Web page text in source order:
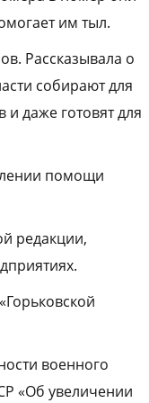
им тыл.
Рассказывала о
собирают для
и даже готовят для
помощи
редакции,
военного
«Об увеличении